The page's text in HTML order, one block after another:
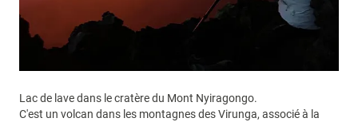
Lac de lave dans le cratère du Mont Nyiragongo.
C'est un volcan dans les montagnes des Virunga, associé à la